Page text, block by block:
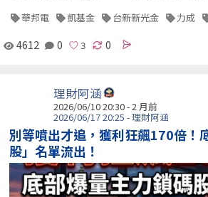
華邦電 凱基金 台新新光金 力成
4612 0 0
理財阿涵
2026/06/10 20:30 - 2 月前
2026/06/17 20:25 - 理財阿涵
別等噴出才追，獲利狂飆170倍！
股」名單流出！